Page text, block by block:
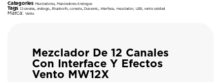
Categories Mezcladores,Mezcladores Analogos
Tags 12 canales análogo ,Bluetooth,consola,Duosonic Interface mezclador, USB,vento calidad
Marca: Vento
Mezclador De 12 Canales
Con Interface Y Efectos
Vento MW12X